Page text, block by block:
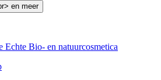
Echte Bio- en natuurcosmetica